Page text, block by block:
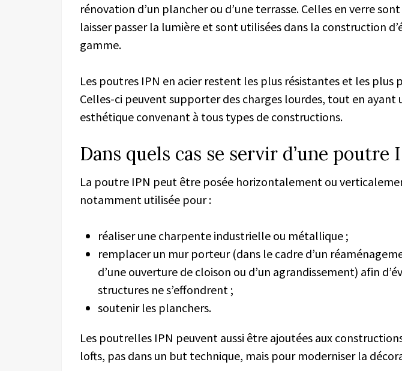
rénovation d’un plancher ou d’une terrasse. Celles en verre
laisser passer la lumière et sont utilisées dans la construction
gamme.
Les poutres IPN en acier restent les plus résistantes et les plus
Celles-ci peuvent supporter des charges lourdes, tout en ayant
esthétique convenant à tous types de constructions.
Dans quels cas se servir d’une poutre
La poutre IPN peut être posée horizontalement ou
notamment utilisée pour :
réaliser une charpente industrielle ou métallique ;
remplacer un mur porteur (dans le cadre d’un
d’une ouverture de cloison ou d’un agrandissement) afin
structures ne s’effondrent ;
soutenir les planchers.
Les poutrelles IPN peuvent aussi être ajoutées aux
lofts, pas dans un but technique, mais pour moderniser la